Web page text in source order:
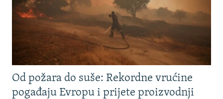
Od požara do suše: Rekordne vrućine
pogađaju Evropu i prijete proizvodnji